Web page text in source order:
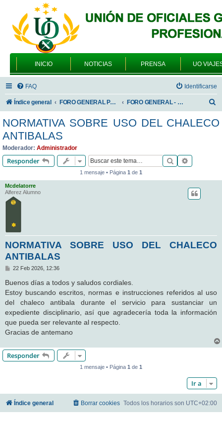
INICIO NOTICIAS PRENSA UO
FAQ Identificarse
Índice general FORO GENERAL PARA TODOS LOS USUARIOS FORO GENERAL - TEMAS PROFESIONALES
s
NORMATIVA SOBRE USO DEL CHALECO
ANTIBALAS
Moderador: Administrador
Responder Buscar
1 mensaje • Página 1 de 1
Mcdelatorre
Alferez Alumno
NORMATIVA SOBRE USO DEL CHALECO
ANTIBALAS
M
n
s
a
e
22 Feb 2026, 12:36
Buenos días a todos y saludos cordiales.
Estoy buscando escritos, normas e instrucciones referidos al uso
del chaleco antibala durante el servicio para sustanciar un
expediente disciplinario, así que agradecería toda la información
que pueda ser relevante al respecto.
Gracias de antemano
Responder
1 mensaje • Página 1 de 1
Ir a
Índice general Todos los horarios son UTC+02:00
Borrar cookies